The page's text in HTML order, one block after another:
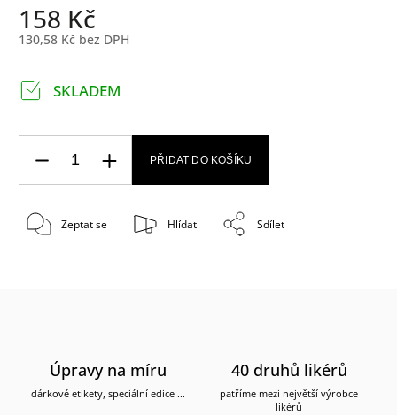
158 Kč
130,58 Kč bez DPH
SKLADEM
PŘIDAT DO KOŠÍKU
Zeptat se Hlídat Sdílet
Úpravy na míru
dárkové etikety, speciální edice ...
40 druhů likérů
patříme mezi největší výrobce
likérů